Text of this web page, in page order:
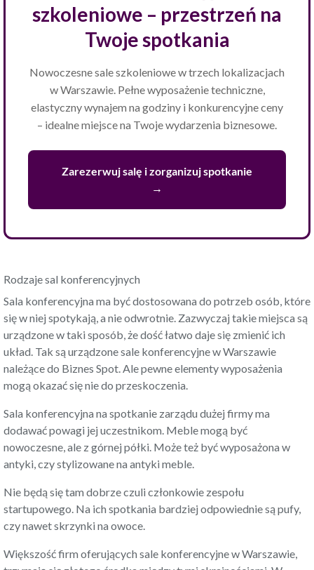
szkoleniowe – przestrzeń na
Twoje spotkania
Nowoczesne sale szkoleniowe w trzech lokalizacjach
w Warszawie. Pełne wyposażenie techniczne,
elastyczny wynajem na godziny i konkurencyjne ceny
– idealne miejsce na Twoje wydarzenia biznesowe.
Zarezerwuj salę i zorganizuj spotkanie
→
Rodzaje sal konferencyjnych
Sala konferencyjna ma być dostosowana do potrzeb osób, które
się w niej spotykają, a nie odwrotnie. Zazwyczaj takie miejsca są
urządzone w taki sposób, że dość łatwo daje się zmienić ich
układ. Tak są urządzonesale konferencyjne w Warszawie
należące do Biznes Spot. Ale pewne elementy wyposażenia
mogą okazać się nie do przeskoczenia.
Sala konferencyjna na spotkanie zarządu dużej firmy ma
dodawać powagi jej uczestnikom. Meble mogą być
nowoczesne, ale z górnej półki. Może też być wyposażona w
antyki, czy stylizowane na antyki meble.
Nie będą się tam dobrze czuli członkowie zespołu
startupowego. Na ich spotkania bardziej odpowiednie są pufy,
czy nawet skrzynki na owoce.
Większość firm oferujących sale konferencyjne w Warszawie,